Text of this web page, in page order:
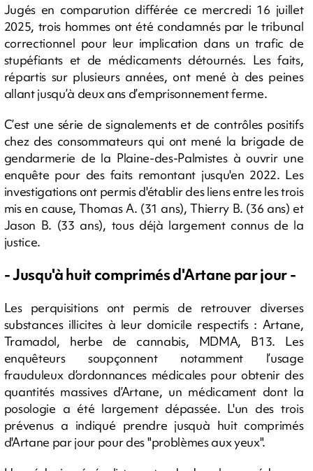
Jugés en comparution différée ce mercredi 16 juillet
2025, trois hommes ont été condamnés par le tribunal
correctionnel pour leur implication dans un trafic de
stupéfiants et de médicaments détournés. Les faits,
répartis sur plusieurs années, ont mené à des peines
allant jusqu’à deux ans d’emprisonnement ferme.
C’est une série de signalements et de contrôles positifs
chez des consommateurs qui ont mené la brigade de
gendarmerie de la Plaine-des-Palmistes à ouvrir une
enquête pour des faits remontant jusqu'en 2022. Les
investigations ont permis d'établir des liens entre les trois
mis en cause, Thomas A. (31 ans), Thierry B. (36 ans) et
Jason B. (33 ans), tous déjà largement connus de la
justice.
- Jusqu'à huit comprimés d'Artane par jour -
Les perquisitions ont permis de retrouver diverses
substances illicites à leur domicile respectifs : Artane,
Tramadol, herbe de cannabis, MDMA, B13. Les
enquêteurs soupçonnent notamment l’usage
frauduleux d’ordonnances médicales pour obtenir des
quantités massives d’Artane, un médicament dont la
posologie a été largement dépassée. L'un des trois
prévenus a indiqué prendre jusquà huit comprimés
d'Artane par jour pour des "problèmes aux yeux".